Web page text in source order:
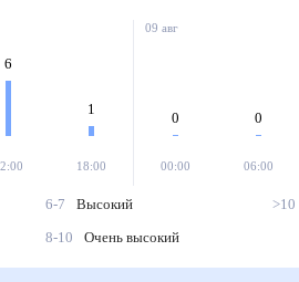
6
1
18:00
09 авг
0
00:00
0
06:00
6-7
Высокий
8-10
Очень высокий
>10